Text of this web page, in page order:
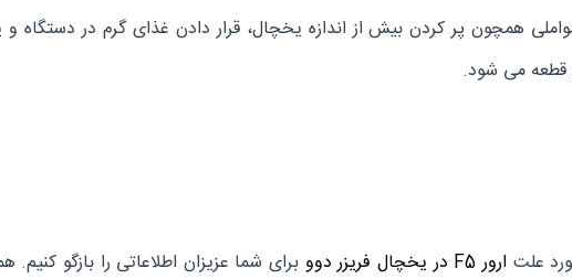
همچون پر کردن بیش از اندازه یخچال، قرار دادن غذای گرم در دستگاه
قطعه می شود.
علت ارور F5 در یخچال فریزر دوو
برای شما عزیزان اطلاعاتی را بازگو